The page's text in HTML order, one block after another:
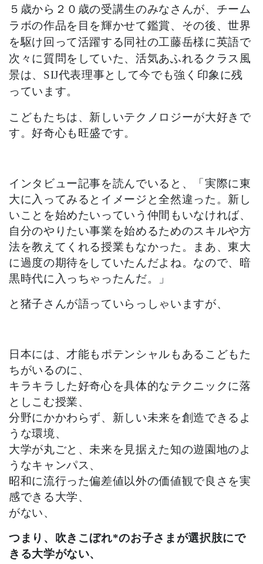
５歳から２０歳の受講生のみなさんが、チーム
ラボの作品を目を輝かせて鑑賞、 その後、世界
を駆け回って活躍する同社の工藤岳様に英語で
次々に質問をしていた、活気あふれるクラス風
景は、SIJ代表理事として今でも強く印象に残
っています。
こどもたちは、新しいテクノロジーが大好きで
す。好奇心も旺盛です。
インタビュー記事を読んでいると、「実際に東
大に入ってみるとイメージと全然違った。新し
いことを始めたいっていう仲間もいなければ、
自分のやりたい事業を始めるためのスキルや方
法を教えてくれる授業もなかった。まあ、東大
に過度の期待をしていたんだよね。なので、暗
黒時代に入っちゃったんだ。」
と猪子さんが語っていらっしゃいますが、
日本には、才能もポテンシャルもあるこどもた
ちがいるのに、
キラキラした好奇心を具体的なテクニックに落
としこむ授業、
分野にかかわらず、新しい未来を創造できるよ
うな環境、
大学が丸ごと、未来を見据えた知の遊園地のよ
うなキャンパス、
昭和に流行った偏差値以外の価値観で良さを実
感できる大学、
がない、
つまり、吹きこぼれ*のお子さまが選択肢にで
きる大学がない、